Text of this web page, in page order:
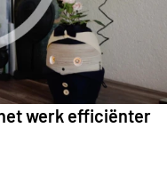
werk efficiënter